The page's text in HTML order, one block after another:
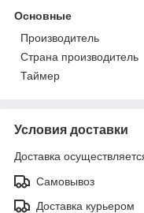
Основные
Производитель
Страна производитель
Таймер
Условия доставки
Доставка
Самовывоз
Доставка курьером